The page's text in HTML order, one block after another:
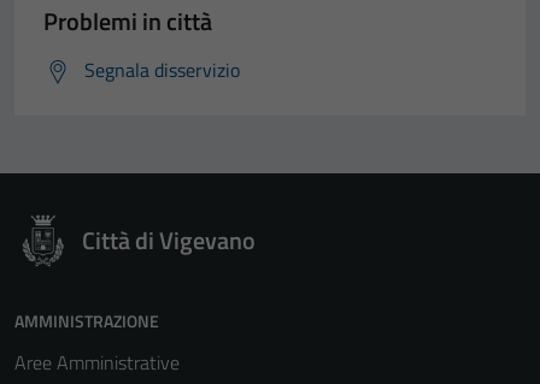
Problemi in città
Segnala disservizio
Città di Vigevano
AMMINISTRAZIONE
Aree Amministrative